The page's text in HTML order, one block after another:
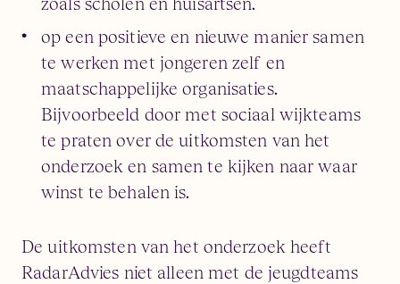
op een positieve en nieuwe manier samen
te werken met jongeren zelf en
maatschappelijke organisaties.
Bijvoorbeeld door met sociaal wijkteams
te praten over de uitkomsten van het
onderzoek en samen te kijken naar waar
winst te behalen is.
De uitkomsten van het onderzoek heeft
RadarAdvies niet alleen met de jeugdteams